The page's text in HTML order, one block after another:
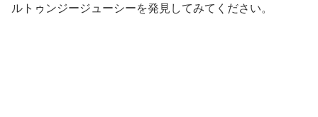
ルトゥンジージューシーを発見してみてください。